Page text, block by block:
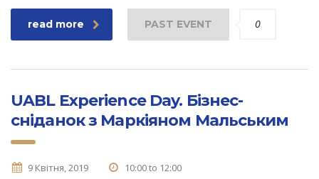
read more PAST EVENT 0
UABL Experience Day. Бізнес-
сніданок з Маркіяном Мальським
9 Квітня, 2019
10:00 to 12:00